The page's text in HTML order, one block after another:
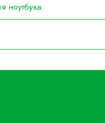
ноутбука